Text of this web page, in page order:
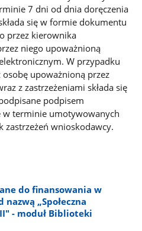
7 dni od dnia doręczenia
się w formie dokumentu
przez kierownika
niego upoważnioną
W przypadku
upoważnioną przez
z zastrzeżeniami składa się
podpisem
w terminie umotywowanych
zastrzeżeń wnioskodawcy.
do finansowania w
„Społeczna
- moduł Biblioteki